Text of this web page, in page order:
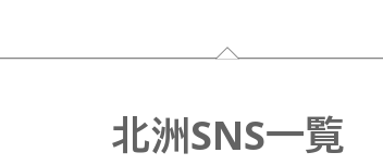
北洲SNS一覧